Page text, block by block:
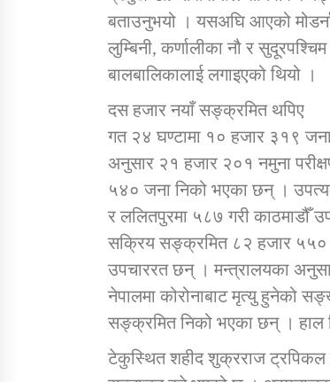
बताउनुभयो । यसअघि आएको
लुम्बिनी, कर्णालीका नौ र
बालबालिकालाई लगाइएको थियो ।
दस हजार नयाँ सङ्क्रमित थपिए
गत २४ घण्टामा १० हजार ३१९
अनुसार २१ हजार २०१ नमुना
५४० जना निको भएका छन् ।
र ललितपुरमा ५८७ गरी काठमाडौँ
सक्रिय सङ्क्रमित ८२ हजार
उपचाररत छन् । मन्त्रालयका
नेपालमा कोरोनाबाट मृत्यु हुनेको
सङ्क्रमित निको भएका छन् । हाल
टेकुस्थित शहीद शुक्रराज ट्रपिकल